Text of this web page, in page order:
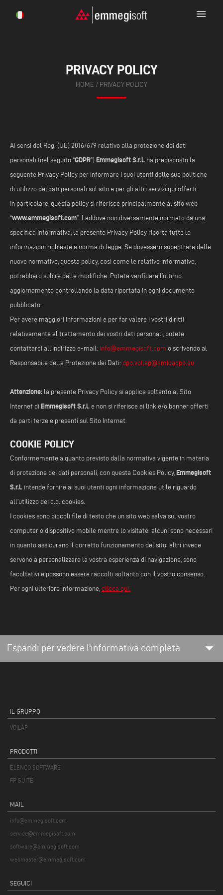
menu
PRIVACY POLICY
HOME / PRIVACY POLICY
Ai sensi del Reg. (UE) 2016/679 relativo alla protezione dei dati
personali (nel seguito “GDPR”) Emmegisoft S.r.l. ha predisposto la
seguente Privacy Policy per informare i suoi utenti delle sue politiche
di utilizzo dei dati personali sul sito e per gli altri servizi qui offerti.
In particolare, questa policy si riferisce principalmente al sito web
“www.emmegisoft.com”. Laddove non diversamente normato da una
specifica informativa, la presente Privacy Policy riporta tutte le
informazioni richieste a norma di legge. Se dovessero subentrare delle
nuove normative, questa policy, così come le relative informative,
potrebbero subire delle modifiche. Potete verificare l’ultimo
aggiornamento controllando la data riportata in ogni documento
pubblicato.
Per avere maggiori informazioni e per far valere i vostri diritti
relativamente al trattamento dei vostri dati personali, potete
contattarci all’indirizzo e-mail: info@emmegisoft.com o scrivendo al
Responsabile della Protezione dei Dati: dpo.voilap@amicadpo.eu
Attenzione: la presente Privacy Policy si applica soltanto al Sito
Internet di Emmegisoft S.r.l. e non si riferisce ai link e/o banner offerti
da parti terze e presenti sul Sito Internet.
COOKIE POLICY
Conformemente a quanto previsto dalla normativa vigente in materia
di protezione dei dati personali, con questa Cookies Policy, Emmegisoft
S.r.l. intende fornire ai suoi utenti ogni informazione utile riguardo
all’utilizzo dei c.d. cookies.
I cookies sono piccoli file di testo che un sito web salva sul vostro
computer o dispositivo mobile mentre lo visitate: alcuni sono necessari
in quanto assicurano il corretto funzionamento del sito; altri invece
servono a personalizzare la vostra esperienza di navigazione, sono
facoltativi e possono essere raccolti soltanto con il vostro consenso.
Per ogni ulteriore informazione, clicca qui.
Espandi per vedere l'informativa completa arrow_drop_down
IL GRUPPO
VOILÀP
PRODOTTI
ELENCO SOFTWARE
FP SUITE
MAIL
info@emmegisoft.com
service@emmegisoft.com
software@emmegisoft.com
webmaster@emmegisoft.com
SEGUICI